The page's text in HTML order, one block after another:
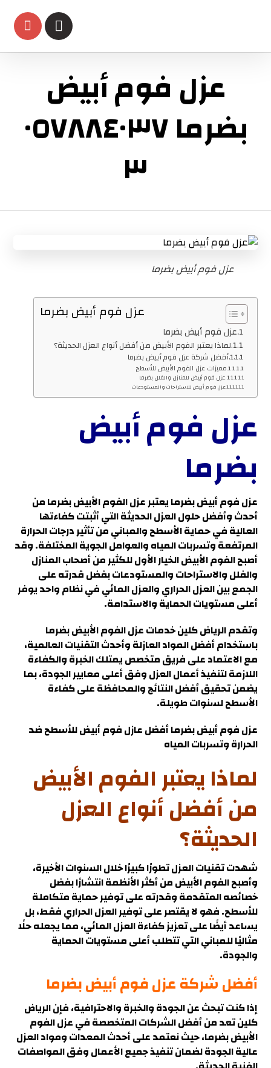
عزل فوم أبيض
بضرما ٠٥٧٨٨٤٠٣٧
٣
عزل فوم أبيض بضرما
عزل فوم أبيض بضرما
لماذا يعتبر الفوم الأبيض من أفضل أنواع العزل الحديثة؟
أفضل شركة عزل فوم أبيض بضرما
مميزات عزل الفوم الأبيض للأسطح
عزل فوم أبيض للمنازل والفلل بضرما
عزل فوم أبيض للاستراحات والمستودعات
عزل فوم أبيض
بضرما
عزل فوم أبيض بضرمايعتبر عزل الفوم الأبيض بضرما من
أحدث وأفضل حلول العزل الحديثة التي أثبتت كفاءتها
العالية في حماية الأسطح والمباني من تأثير درجات الحرارة
المرتفعة وتسربات المياه والعوامل الجوية المختلفة. وقد
أصبح الفوم الأبيض الخيار الأول للكثير من أصحاب المنازل
والفلل والاستراحات والمستودعات بفضل قدرته على
الجمع بين العزل الحراري والعزل المائي في نظام واحد يوفر
أعلى مستويات الحماية والاستدامة.
وتقدم الرياض كلين خدمات عزل الفوم الأبيض بضرما
باستخدام أفضل المواد العازلة وأحدث التقنيات العالمية،
مع الاعتماد على فريق متخصص يمتلك الخبرة والكفاءة
اللازمة لتنفيذ أعمال العزل وفق أعلى معايير الجودة، بما
يضمن تحقيق أفضل النتائج والمحافظة على كفاءة
الأسطح لسنوات طويلة.
عزل فوم أبيض بضرماأفضل عازل فوم أبيض للأسطح ضد
الحرارة وتسربات المياه
لماذا يعتبر الفوم الأبيض
من أفضل أنواع العزل
الحديثة؟
شهدت تقنيات العزل تطورًا كبيرًا خلال السنوات الأخيرة،
وأصبح الفوم الأبيض من أكثر الأنظمة انتشارًا بفضل
خصائصه المتقدمة وقدرته على توفير حماية متكاملة
للأسطح. فهو لا يقتصر على توفير العزل الحراري فقط، بل
يساعد أيضًا على تعزيز كفاءة العزل المائي، مما يجعله حلًا
مثاليًا للمباني التي تتطلب أعلى مستويات الحماية
والجودة.
أفضل شركة عزل فوم أبيض بضرما
إذا كنت تبحث عن الجودة والخبرة والاحترافية، فإن الرياض
كلين تعد من أفضل الشركات المتخصصة في عزل الفوم
الأبيض بضرما، حيث نعتمد على أحدث المعدات ومواد العزل
عالية الجودة لضمان تنفيذ جميع الأعمال وفق المواصفات